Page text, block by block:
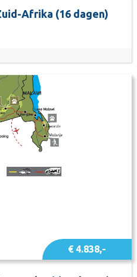
Afrika (16 dagen)
€ 4.838,-